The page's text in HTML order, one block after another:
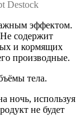
эффектом.
содержит
и кормящих
производные.
тела.
ночь, используя
не будет